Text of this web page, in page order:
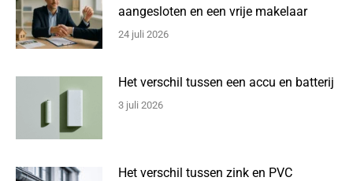
aangesloten en een vrije makelaar
24 juli 2026
Het verschil tussen een accu en batterij
3 juli 2026
Het verschil tussen zink en PVC